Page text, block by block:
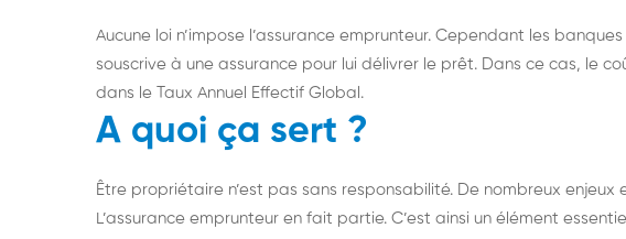
Aucune loi n’impose l’assurance emprunteur. Cependant les
souscrive à une assurance pour lui délivrer le prêt. Dans ce cas, le
dans le Taux Annuel Effectif Global.
A quoi ça sert ?
Être propriétaire n’est pas sans responsabilité. De nombreux
L’assurance emprunteur en fait partie. C’est ainsi un élément